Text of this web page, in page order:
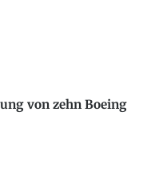
von zehn Boeing